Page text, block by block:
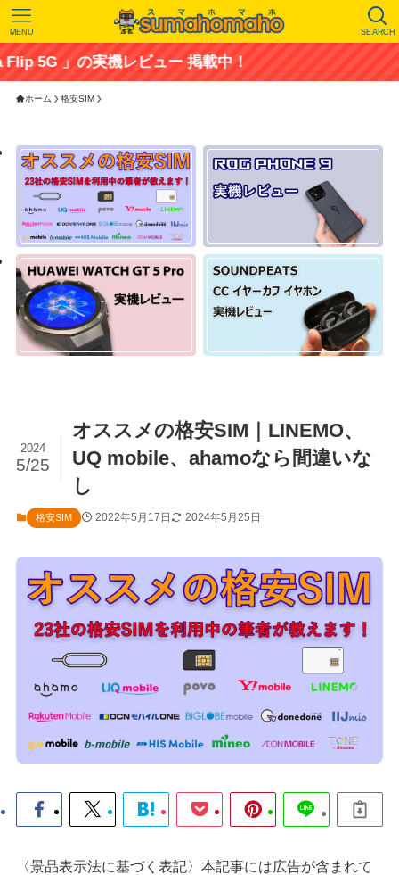
SEARCH
MENU
実機レビュー 掲載中！
ホーム 格安SIM
オススメの格安SIM｜LINEMO、
UQ mobile、ahamoなら間違いな
し
2024
5/25
格安SIM 2022年5月17日 2024年5月25日
〈景品表示法に基づく表記〉本記事には広告が含まれて